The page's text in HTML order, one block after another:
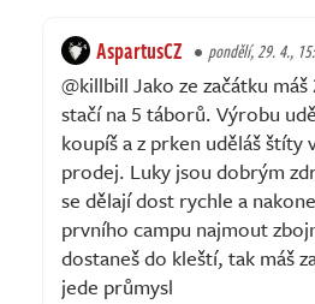
AspartusCZ pondělí, 29. 4.,
@killbill Jako ze začátku
stačí na 5 táborů. Výrobu
koupíš a z prken uděláš štíty
prodej. Luky jsou dobrým
se dělají dost rychle a
prvního campu najmout
dostaneš do kleští, tak máš
jede průmysl